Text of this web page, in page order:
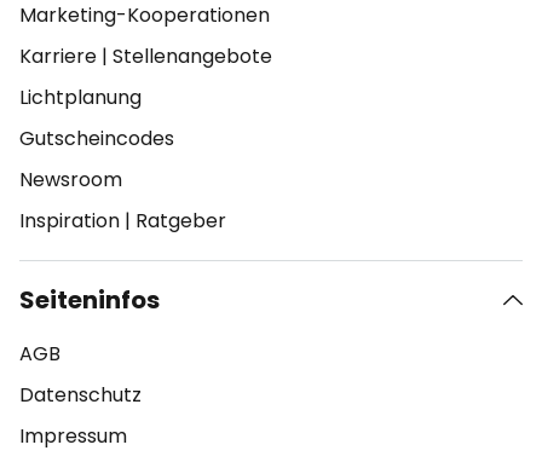
Marketing-Kooperationen
Karriere | Stellenangebote
Lichtplanung
Gutscheincodes
Newsroom
Inspiration | Ratgeber
Seiteninfos
AGB
Datenschutz
Impressum